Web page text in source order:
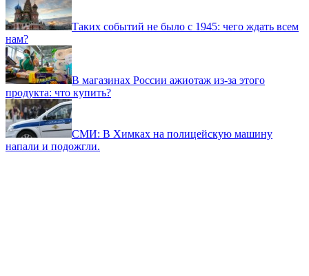
Таких событий не было с 1945: чего ждать всем
нам?
В магазинах России ажиотаж из-за этого
продукта: что купить?
СМИ: В Химках на полицейскую машину
напали и подожгли.